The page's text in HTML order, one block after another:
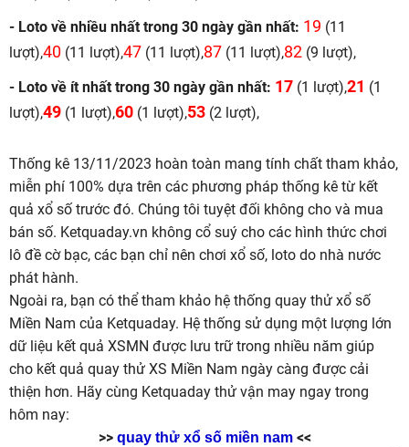
- Loto về nhiều nhất trong 30 ngày gần nhất: 19 (11
lượt),40 (11 lượt),47 (11 lượt),87 (11 lượt),82 (9 lượt),
- Loto về ít nhất trong 30 ngày gần nhất: 17 (1 lượt),21 (1
lượt),49 (1 lượt),60 (1 lượt),53 (2 lượt),
Thống kê 13/11/2023 hoàn toàn mang tính chất tham khảo,
miễn phí 100% dựa trên các phương pháp thống kê từ kết
quả xổ số trước đó. Chúng tôi tuyệt đối không cho và mua
bán số. Ketquaday.vn không cổ suý cho các hình thức chơi
lô đề cờ bạc, các bạn chỉ nên chơi xổ số, loto do nhà nước
phát hành.
Ngoài ra, bạn có thể tham khảo hệ thống quay thử xổ số
Miền Nam của Ketquaday. Hệ thống sử dụng một lượng lớn
dữ liệu kết quả XSMN được lưu trữ trong nhiều năm giúp
cho kết quả quay thử XS Miền Nam ngày càng được cải
thiện hơn. Hãy cùng Ketquaday thử vận may ngay trong
hôm nay:
>> quay thử xổ số miền nam<<